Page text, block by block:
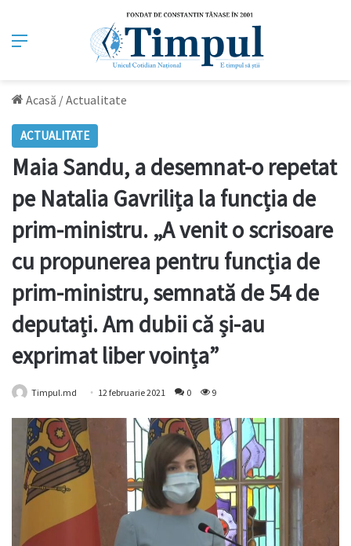
Meniu
Acasă /Actualitate
ACTUALITATE
Maia Sandu, a desemnat-o repetat
pe Natalia Gavrilița la funcția de
prim-ministru. „A venit o scrisoare
cu propunerea pentru funcția de
prim-ministru, semnată de 54 de
deputați. Am dubii că și-au
exprimat liber voința”
Timpul.md 12 februarie 2021 0 9